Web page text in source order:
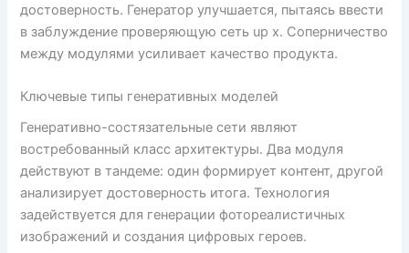
достоверность. Генератор улучшается, пытаясь ввести
в заблуждение проверяющую сеть up x. Соперничество
между модулями усиливает качество продукта.
Ключевые типы генеративных моделей
Генеративно-состязательные сети являют
востребованный класс архитектуры. Два модуля
действуют в тандеме: один формирует контент, другой
анализирует достоверность итога. Технология
задействуется для генерации фотореалистичных
изображений и создания цифровых героев.